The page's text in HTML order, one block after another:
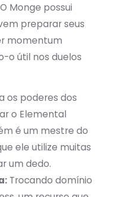
Monge possui
preparar seus
momentum
o útil nos duelos
os poderes dos
o Elemental
é um mestre do
ele utilize muitas
um dedo.
Trocando domínio